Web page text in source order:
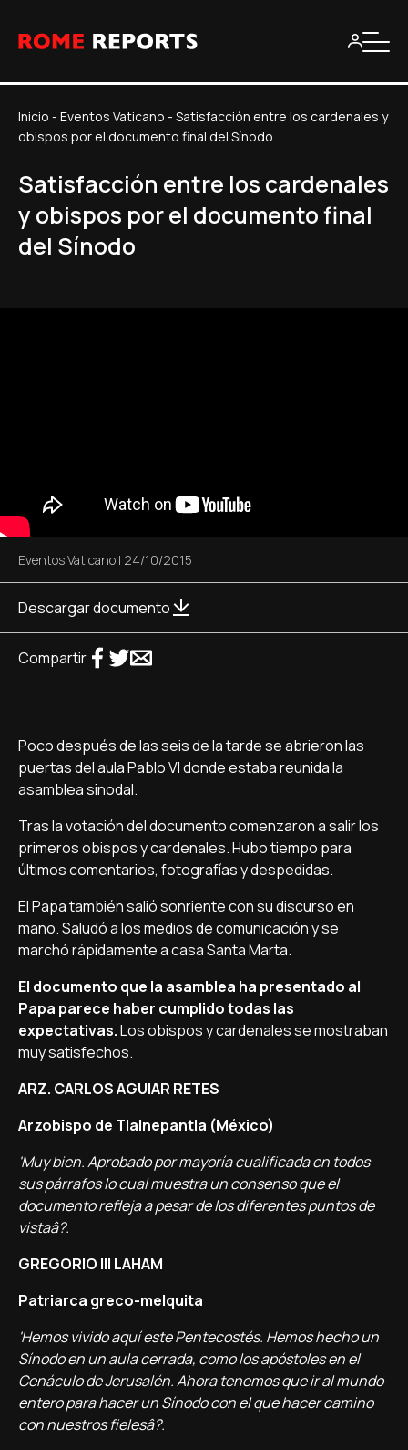
Inicio - Eventos Vaticano - Satisfacción entre los cardenales y
obispos por el documento final del Sínodo
Satisfacción entre los cardenales
y obispos por el documento final
del Sínodo
Eventos Vaticano | 24/10/2015
Descargar documento
Compartir
Poco después de las seis de la tarde se abrieron las
puertas del aula Pablo VI donde estaba reunida la
asamblea sinodal.
Tras la votación del documento comenzaron a salir los
primeros obispos y cardenales. Hubo tiempo para
últimos comentarios, fotografí­as y despedidas.
El Papa también salió sonriente con su discurso en
mano. Saludó a los medios de comunicación y se
marchó rápidamente a casa Santa Marta.
El documento que la asamblea ha presentado al
Papa parece haber cumplido todas las
expectativas.Los obispos y cardenales se mostraban
muy satisfechos.
ARZ. CARLOS AGUIAR RETES
Arzobispo de Tlalnepantla (México)
'Muy bien. Aprobado por mayorí­a cualificada en todos
sus párrafos lo cual muestra un consenso que el
documento refleja a pesar de los diferentes puntos de
vistaâ?.
GREGORIO III LAHAM
Patriarca greco-melquita
'Hemos vivido aquí­ este Pentecostés. Hemos hecho un
Sí­nodo en un aula cerrada, como los apóstoles en el
Cenáculo de Jerusalén. Ahora tenemos que ir al mundo
entero para hacer un Sí­nodo con el que hacer camino
con nuestros fielesâ?.